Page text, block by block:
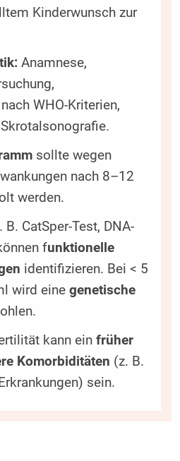
Kinderwunsch zur
Anamnese,
WHO-Kriterien,
sollte wegen
nach 8–12
werden.
B. CatSper-Test, DNA-
funktionelle
identifizieren. Bei < 5
wird eine genetische
kann ein früher
Komorbiditäten (z. B.
sein.